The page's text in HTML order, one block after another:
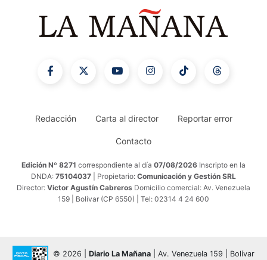
Redacción Carta al director Reportar error
Contacto
Edición Nº 8271 correspondiente al día 07/08/2026 Inscripto en la
DNDA: 75104037 | Propietario: Comunicación y Gestión SRL
Director: Victor Agustín Cabreros Domicilio comercial: Av. Venezuela
159 | Bolívar (CP 6550) | Tel: 02314 4 24 600
© 2026 | Diario La Mañana | Av. Venezuela 159 | Bolívar